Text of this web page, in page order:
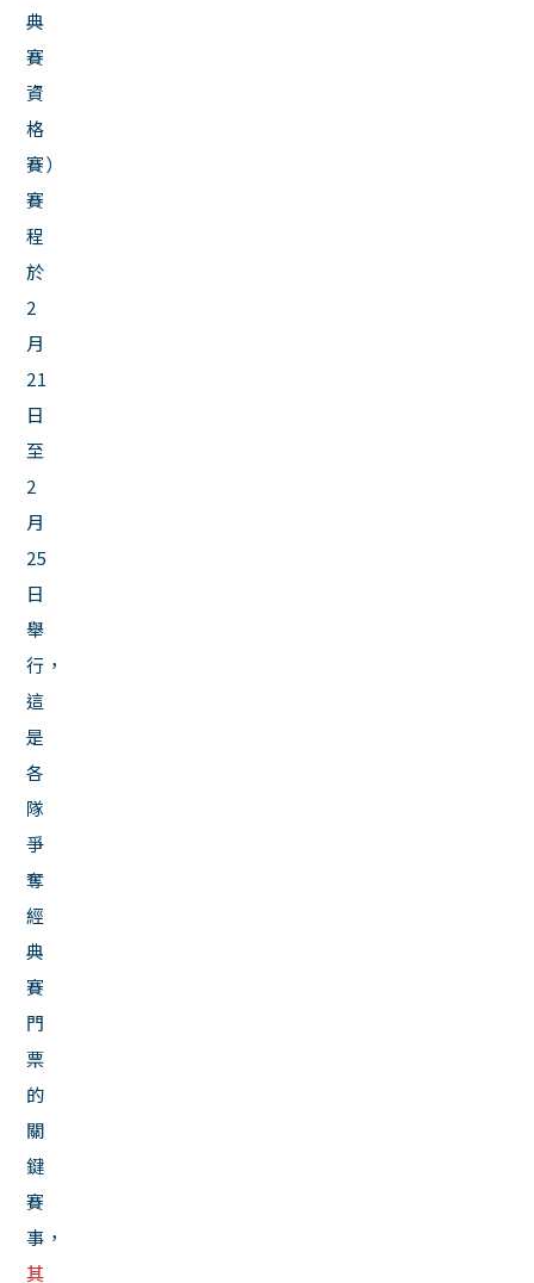
典
賽
資
格
賽）
賽
程
於
2
月
21
日
至
2
月
25
日
舉
行，
這
是
各
隊
爭
奪
經
典
賽
門
票
的
關
鍵
賽
事，
其